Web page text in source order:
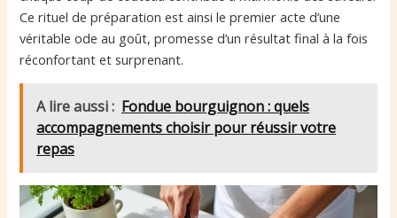
Ce rituel de préparation est ainsi le premier acte d’une
véritable ode au goût, promesse d’un résultat final à la fois
réconfortant et surprenant.
A lire aussi : Fondue bourguignon : quels
accompagnements choisir pour réussir votre
repas